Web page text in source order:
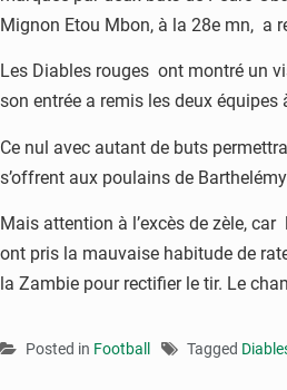
Mignon Etou Mbon, à la 28e mn, a
Les Diables rouges ont montré un
son entrée a remis les deux équipes
Ce nul avec autant de buts
s’offrent aux poulains de
Mais attention à l’excès de zèle,
ont pris la mauvaise habitude de
la Zambie pour rectifier le tir. Le
Posted in Football Tagged